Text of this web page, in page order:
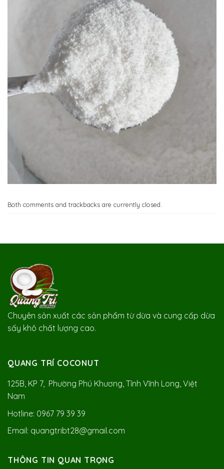
Both comments and trackbacks are currently closed.
Chuyên sản xuất các sản phẩm từ dừa và cung cấp dừa
sấy khô chất lượng cao.
QUANG TRÍ COCONUT
125B, KP 7, Phường Phú Khương, Tỉnh Vĩnh Long, Việt
Nam
Hotline: 0967 79 39 39
Email: quangtribt28@gmail.com
THÔNG TIN QUAN TRỌNG